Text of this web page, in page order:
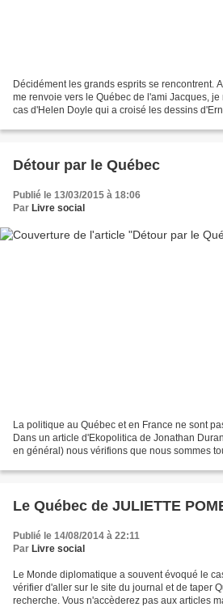
Décidément les grands esprits se rencontrent.
me renvoie vers le Québec de l'ami Jacques,
cas d'Helen Doyle qui a croisé les dessins
Détour par le Québec
Publié le 13/03/2015 à 18:06
Par Livre social
La politique au Québec et en France ne sont
Dans un article d'Ekopolitica de Jonathan
en général) nous vérifions que nous sommes
morte-vive-la.html...
Le Québec de JULIETTE
Publié le 14/08/2014 à 22:11
Par Livre social
Le Monde diplomatique a souvent évoqué le
vérifier d'aller sur le site du journal et de taper
recherche. Vous n'accèderez pas aux articles